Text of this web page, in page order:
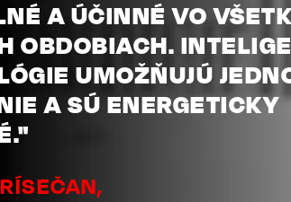
A ÚČINNÉ VO
OBDOBIACH.
UMOŽŇUJÚ
A SÚ ENERGETICKY